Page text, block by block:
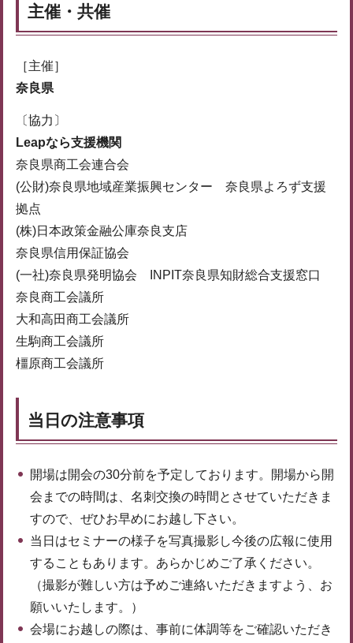
主催・共催
［主催］
奈良県
〔協力〕
Leapなら支援機関
奈良県商工会連合会
(公財)奈良県地域産業振興センター 奈良県よろず支援
拠点
(株)日本政策金融公庫奈良支店
奈良県信用保証協会
(一社)奈良県発明協会 INPIT奈良県知財総合支援窓口
奈良商工会議所
大和高田商工会議所
生駒商工会議所
橿原商工会議所
当日の注意事項
開場は開会の30分前を予定しております。開場から開
会までの時間は、名刺交換の時間とさせていただきま
すので、ぜひお早めにお越し下さい。
当日はセミナーの様子を写真撮影し今後の広報に使用
することもあります。あらかじめご了承ください。
（撮影が難しい方は予めご連絡いただきますよう、お
願いいたします。）
会場にお越しの際は、事前に体調等をご確認いただき